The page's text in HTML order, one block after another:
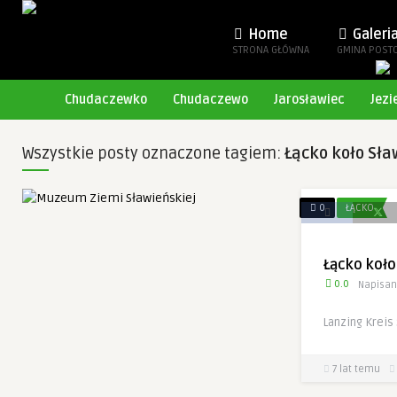
Home
STRONA GŁÓWNA
Galeria
GMINA
Chudaczewko Chudaczewo Jarosławiec
Wszystkie posty oznaczone tagiem: Łącko koło
0 ŁĄCKO
Łącko
0.0
Lanzing Kreis
7 lat temu